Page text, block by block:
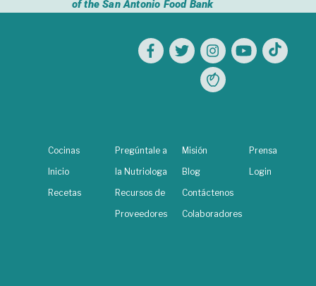
of the San Antonio Food Bank
Cocinas
Inicio
Recetas
Pregúntale a
la Nutriologa
Recursos de
Proveedores
Misión
Blog
Contáctenos
Colaboradores
Prensa
Login